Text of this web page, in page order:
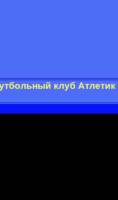
клуб